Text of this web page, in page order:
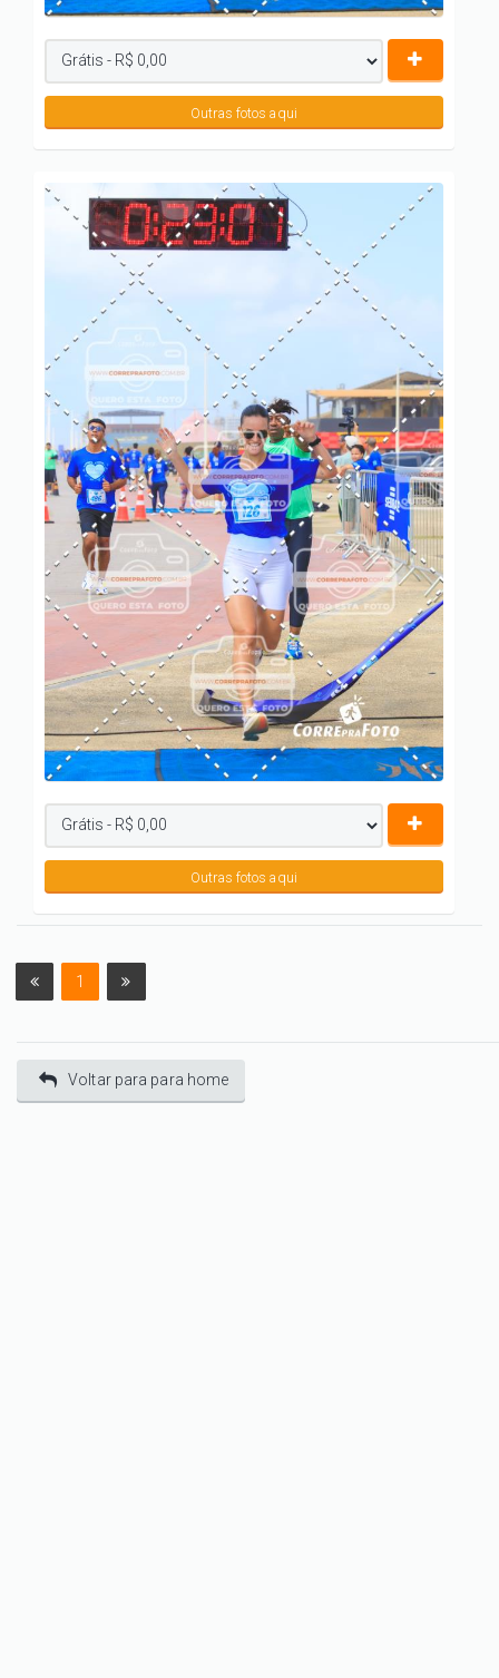
Outras fotos aqui
Outras fotos aqui
1
Voltar para para home